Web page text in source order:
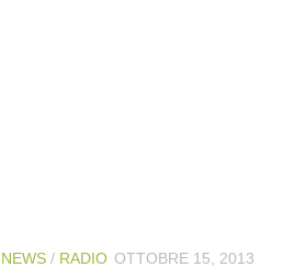
NEWS / RADIO OTTOBRE 15, 2013